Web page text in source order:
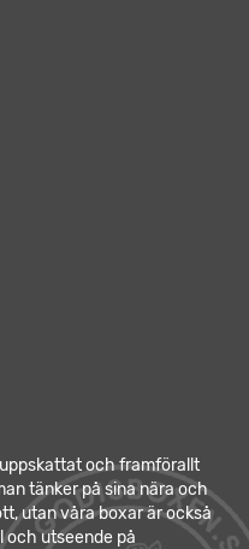
och framförallt
tänker på sina nära och
utan våra boxar är också
och utseende på